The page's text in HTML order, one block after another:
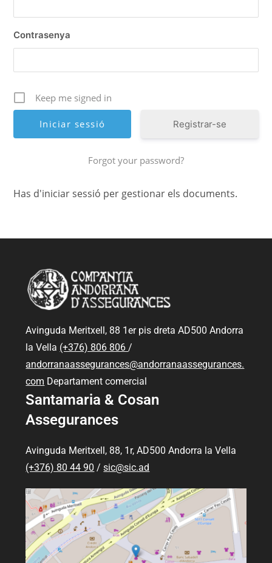
Contrasenya
Keep me signed in
Registrar-se
Forgot your password?
Has d'iniciar sessió per gestionar els documents.
Avinguda Meritxell, 88 1er pis dreta AD500 Andorra
la Vella (+376) 806 806/
andorranaassegurances@andorranaassegurances.
com Departament comercial
Santamaria & Cosan
Assegurances
Avinguda Meritxell, 88, 1r, AD500 Andorra la Vella
(+376) 80 44 90 /sic@sic.ad